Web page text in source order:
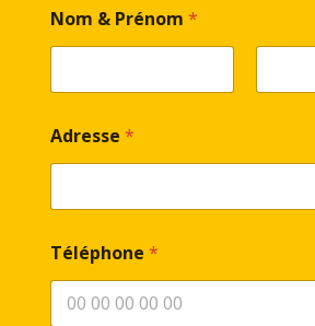
Nom & Prénom *
Adresse *
Téléphone *